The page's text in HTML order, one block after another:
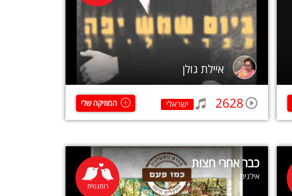
איילת גולן
2628 ישראלי המוזיקה שלי
כבר אחרי חצות
אילנית
רומנטית